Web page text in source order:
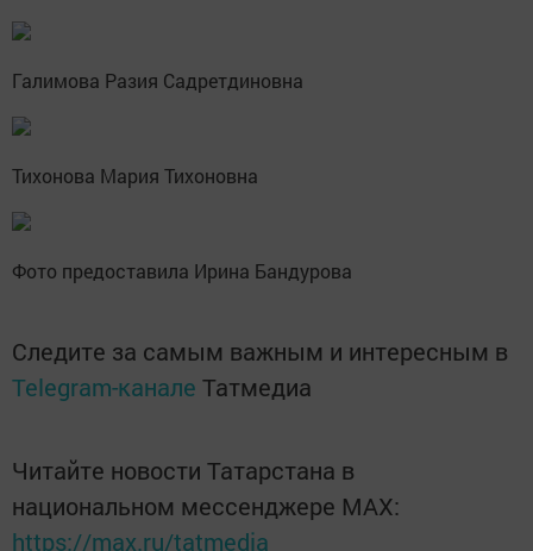
Галимова Разия Садретдиновна
Тихонова Мария Тихоновна
Фото предоставила Ирина Бандурова
Следите за самым важным и интересным в
Telegram-канале Татмедиа
Читайте новости Татарстана в
национальном мессенджере MАХ:
https://max.ru/tatmedia